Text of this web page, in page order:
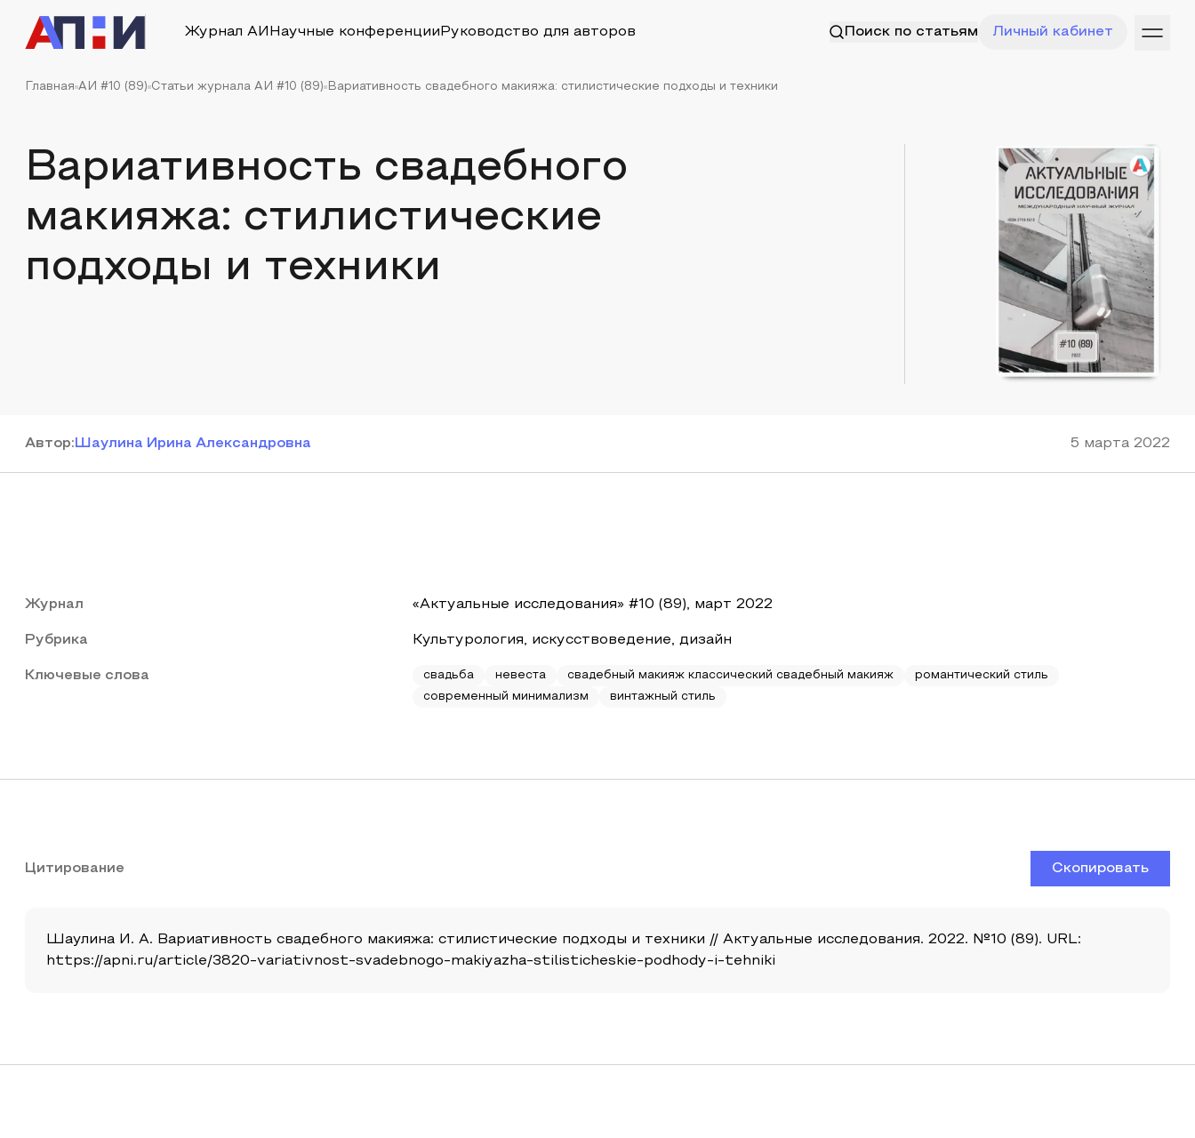
Журнал АИ Научные конференции Руководство для авторов Поиск по статьям Личный кабинет
Главная АИ #10 (89) Статьи журнала АИ #10 (89) Вариативность свадебного макияжа: стилистические подходы и техники
Вариативность свадебного
макияжа: стилистические
подходы и техники
Автор: Шаулина Ирина Александровна 5 марта 2022
Журнал «Актуальные исследования» #10 (89), март 2022
Рубрика Культурология, искусствоведение, дизайн
Ключевые слова свадьба невеста свадебный макияж классический свадебный макияж
романтический стиль
современный минимализм
винтажный стиль
Цитирование Скопировать
Шаулина И. А. Вариативность свадебного макияжа: стилистические подходы и техники // Актуальные исследования. 2022. №10 (89). URL:
https://apni.ru/article/3820-variativnost-svadebnogo-makiyazha-stilisticheskie-podhody-i-tehniki